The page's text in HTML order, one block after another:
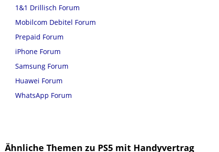
1&1 Drillisch Forum
Mobilcom Debitel Forum
Prepaid Forum
iPhone Forum
Samsung Forum
Huawei Forum
WhatsApp Forum
Ähnliche Themen zu PS5 mit Handyvertrag